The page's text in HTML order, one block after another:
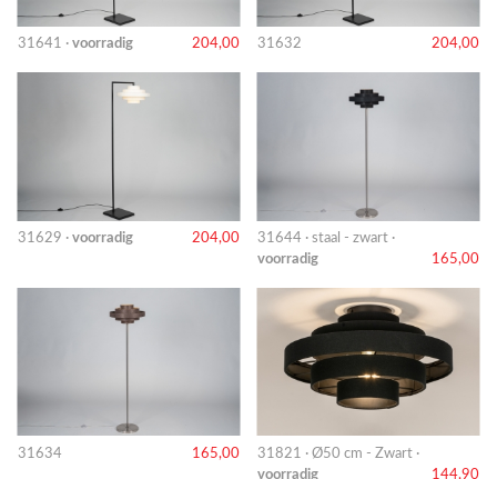
31641 · voorradig 204,00 31632 204,00
31629 · voorradig 204,00
31644 · staal - zwart ·
voorradig
165,00
31634 165,00
31821 · Ø50 cm - Zwart ·
voorradig
144,90